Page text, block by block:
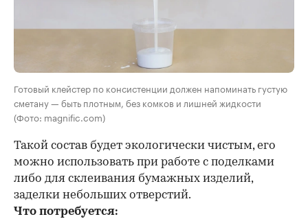
Готовый клейстер по консистенции должен напоминать густую
сметану — быть плотным, без комков и лишней жидкости
(Фото: magnific.com)
Такой состав будет экологически чистым, его
можно использовать при работе с поделками
либо для склеивания бумажных изделий,
заделки небольших отверстий.
Что потребуется: